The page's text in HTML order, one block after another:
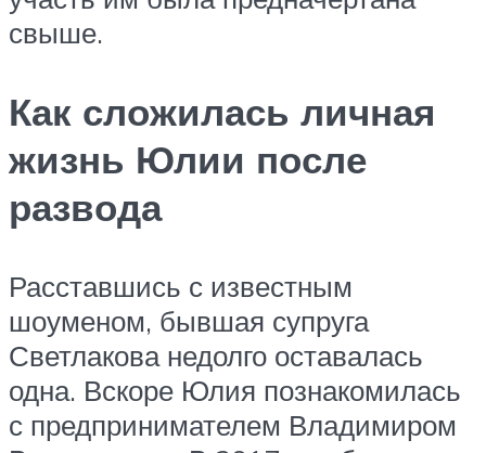
свыше.
Как сложилась личная
жизнь Юлии после
развода
Расставшись с известным
шоуменом, бывшая супруга
Светлакова недолго оставалась
одна. Вскоре Юлия познакомилась
с предпринимателем Владимиром